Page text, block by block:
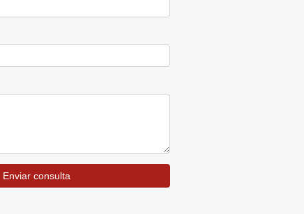
Enviar consulta